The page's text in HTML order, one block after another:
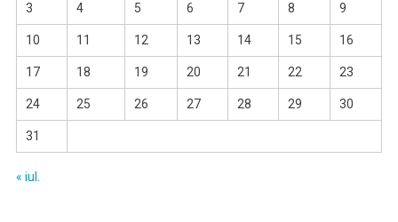
3 4 5 6 7 8 9
10 11 12 13 14 15 16
17 18 19 20 21 22 23
24 25 26 27 28 29 30
31
« iul.